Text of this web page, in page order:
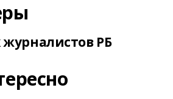
РБ